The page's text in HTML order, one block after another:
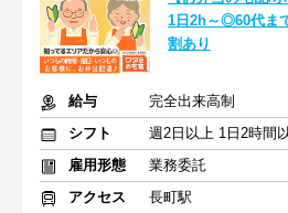
1日2h～◎60代ま
割あり
給与
完全出来高制
シフト
週2日以上 1日2時間
雇用形態
業務委託
アクセス
長町駅